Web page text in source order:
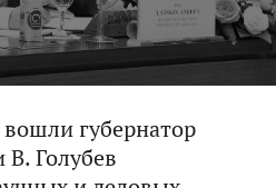
вошли губернатор
В. Голубев